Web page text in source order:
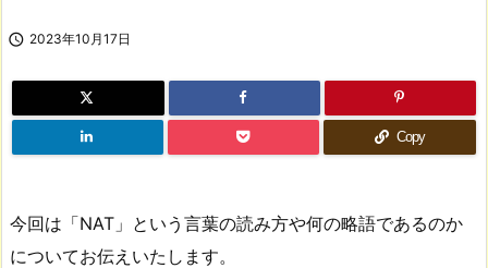
 2023年10月17日
Copy
今回は「NAT」という言葉の読み方や何の略語であるのか
についてお伝えいたします。